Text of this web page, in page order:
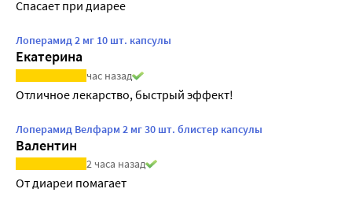
Спасает при диарее
Лоперамид 2 мг 10 шт. капсулы
Екатерина
час назад
Отличное лекарство, быстрый эффект!
Лоперамид Велфарм 2 мг 30 шт. блистер капсулы
Валентин
2 часа назад
От диареи помагает